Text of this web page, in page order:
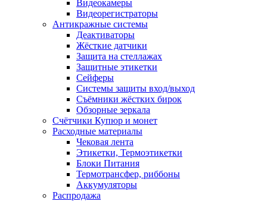
Видеокамеры
Видеорегистраторы
Антикражные системы
Деактиваторы
Жёсткие датчики
Защита на стеллажах
Защитные этикетки
Сейферы
Системы защиты вход/выход
Съёмники жёстких бирок
Обзорные зеркала
Счётчики Купюр и монет
Расходные материалы
Чековая лента
Этикетки, Термоэтикетки
Блоки Питания
Термотрансфер, риббоны
Аккумуляторы
Распродажа